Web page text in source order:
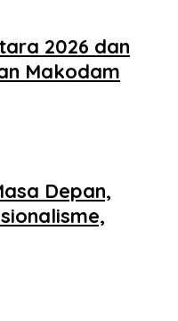
2026 dan
Makodam
Depan,